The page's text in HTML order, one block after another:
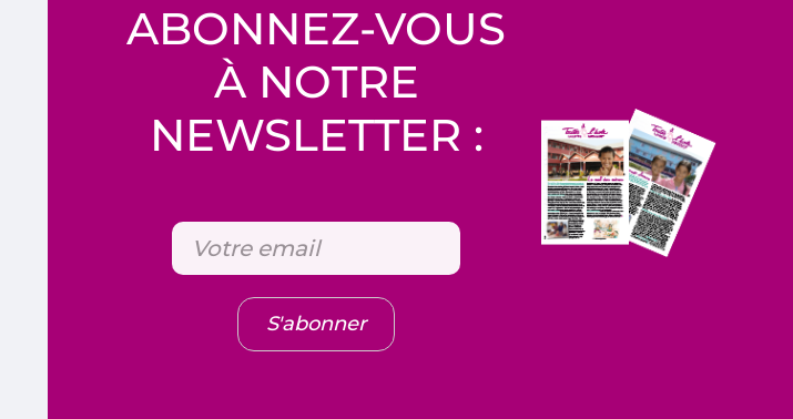
ABONNEZ-VOUS
À NOTRE
NEWSLETTER :
S'abonner